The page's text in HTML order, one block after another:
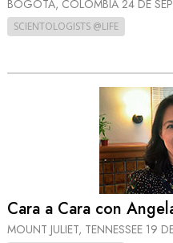
BOGOTÁ, COLOMBIA 24 DE
SCIENTOLOGISTS @LIFE
Cara a Cara con
MOUNT JULIET, TENNESSEE 19